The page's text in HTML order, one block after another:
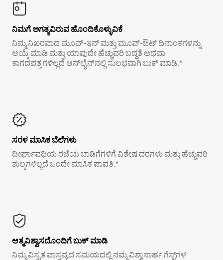
ನಿಮಗೆ ಅಗತ್ಯವಿರುವ ಹೊಂದಿಕೊಳ್ಳುವಿಕೆ
ನಿಮ್ಮ ನಿಖರವಾದ ಮೂವ್-ಇನ್ ಮತ್ತು ಮೂವ್-ಔಟ್ ದಿನಾಂಕಗಳನ್ನು
ಆಯ್ಕೆ ಮಾಡಿ ಮತ್ತು ಯಾವುದೇ ಹೆಚ್ಚುವರಿ ಬದ್ಧತೆ ಅಥವಾ
ಕಾಗದಪತ್ರಗಳಿಲ್ಲದೆ ಆನ್‌ಲೈನ್‌ನಲ್ಲಿ ಸುಲಭವಾಗಿ ಬುಕ್ ಮಾಡಿ.*
ಸರಳ ಮಾಸಿಕ ಬೆಲೆಗಳು
ದೀರ್ಘಾವಧಿಯ ರಜೆಯ ಬಾಡಿಗೆಗಳಿಗೆ ವಿಶೇಷ ದರಗಳು ಮತ್ತು ಹೆಚ್ಚುವರಿ
ಶುಲ್ಕಗಳಿಲ್ಲದೆ ಒಂದೇ ಮಾಸಿಕ ಪಾವತಿ.*
ಆತ್ಮವಿಶ್ವಾಸದೊಂದಿಗೆ ಬುಕ್ ಮಾಡಿ
ನಿಮ್ಮ ವಿಸ್ತೃತ ವಾಸ್ತವ್ಯದ ಸಮಯದಲ್ಲಿ ನಮ್ಮ ವಿಶ್ವಾಸಾರ್ಹ ಗೆಸ್ಟ್‌ಗಳ